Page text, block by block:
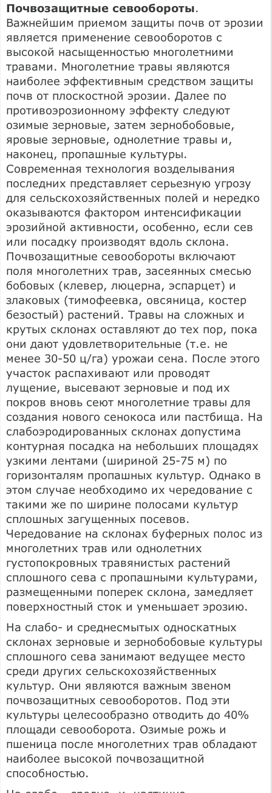
Почвозащитные севообороты.
Важнейшим приемом защиты почв от эрозии
является применение севооборотов с
высокой насыщенностью многолетними
травами. Многолетние травы являются
наиболее эффективным средством защиты
почв от плоскостной эрозии. Далее по
противоэрозионному эффекту следуют
озимые зерновые, затем зернобобовые,
яровые зерновые, однолетние травы и,
наконец, пропашные культуры.
Современная технология возделывания
последних представляет серьезную угрозу
для сельскохозяйственных полей и нередко
оказываются фактором интенсификации
эрозийной активности, особенно, если сев
или посадку производят вдоль склона.
Почвозащитные севообороты включают
поля многолетних трав, засеянных смесью
бобовых (клевер, люцерна, эспарцет) и
злаковых (тимофеевка, овсяница, костер
безостый) растений. Травы на сложных и
крутых склонах оставляют до тех пор, пока
они дают удовлетворительные (т.е. не
менее 30-50 ц/га) урожаи сена. После этого
участок распахивают или проводят
лущение, высевают зерновые и под их
покров вновь сеют многолетние травы для
создания нового сенокоса или пастбища. На
слабоэродированных склонах допустима
контурная посадка на небольших площадях
узкими лентами (шириной 25-75 м) по
горизонталям пропашных культур. Однако в
этом случае необходимо их чередование с
такими же по ширине полосами культур
сплошных загущенных посевов.
Чередование на склонах буферных полос из
многолетних трав или однолетних
густопокровных травянистых растений
сплошного сева с пропашными культурами,
размещенными поперек склона, замедляет
поверхностный сток и уменьшает эрозию.
На слабо- и среднесмытых односкатных
склонах зерновые и зернобобовые культуры
сплошного сева занимают ведущее место
среди других сельскохозяйственных
культур. Они являются важным звеном
почвозащитных севооборотов. Под эти
культуры целесообразно отводить до 40%
площади севооборота. Озимые рожь и
пшеница после многолетних трав обладают
наиболее высокой почвозащитной
способностью.